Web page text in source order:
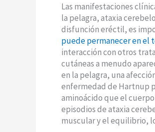
Las manifestaciones
la pelagra, ataxia
disfunción eréctil, es
puede permanecer en el
interacción con otros
cutáneas a menudo
en la pelagra, una
enfermedad de Hartnup
aminoácido que el
episodios de ataxia
muscular y el equilibrio,